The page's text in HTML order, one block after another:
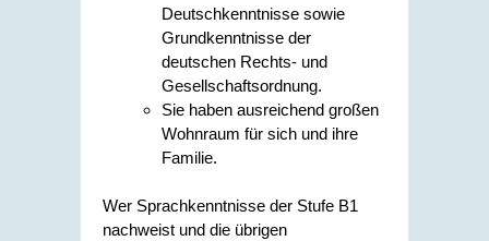
Deutschkenntnisse sowie
Grundkenntnisse der
deutschen Rechts- und
Gesellschaftsordnung.
Sie haben ausreichend großen
Wohnraum für sich und ihre
Familie.
Wer Sprachkenntnisse der Stufe B1
nachweist und die übrigen